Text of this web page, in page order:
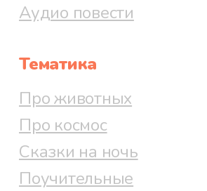
Аудио повести
Тематика
Про животных
Про космос
Сказки на ночь
Поучительные